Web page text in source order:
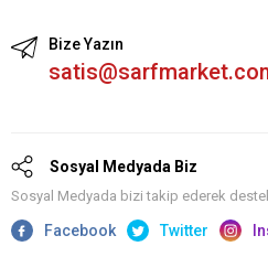
Bize Yazın
Sosyal Medyada Biz
Sosyal Medyada bizi takip ederek
Facebook Twitter